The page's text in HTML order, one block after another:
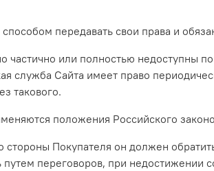
передавать свои права и
частично или полностью недоступны
служба Сайта имеет право
такового.
положения Российского
стороны Покупателя он должен
переговоров, при недостижении